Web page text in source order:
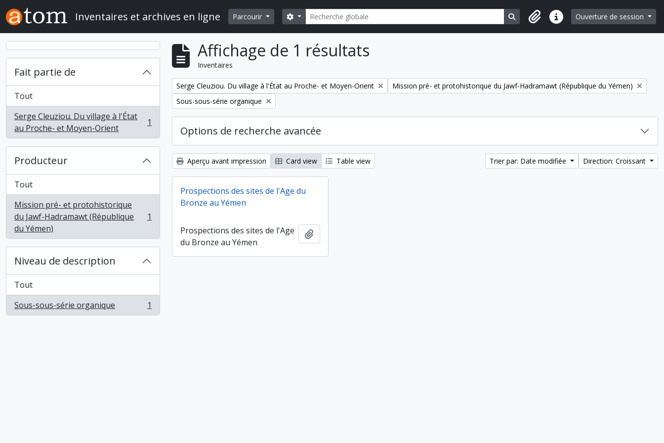
Skip to main content
Inventaires et archives en ligne Parcourir Rechercher
Search options Search in browse page
Liens rapidesOuverture de session
Fait partie de
Tout
Serge Cleuziou. Du village à l'État
au Proche- et Moyen-Orient
, 1 résultats 1
Producteur
Tout
Mission pré- et protohistorique
du Jawf-Hadramawt (République
du Yémen)
, 1 résultats 1
Niveau de description
Tout
Sous-sous-série organique
, 1 résultats 1
Affichage de 1 résultats
Inventaires
Remove filter:
Serge Cleuziou. Du village à l'État au Proche- et Moyen-Orient Remove filter:
Mission pré- et protohistorique du Jawf-Hadramawt (République du Yémen)
Remove filter:
Sous-sous-série organique
Options de recherche avancée
Aperçu avant impression Card view Table view Trier par: Date modifiée Direction: Croissant
Prospections des sites de l'Age du
Bronze au Yémen
Prospections des sites de l'Age
du Bronze au Yémen